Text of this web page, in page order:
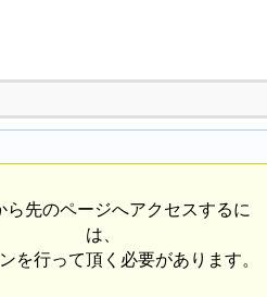
ら先のページへアクセスするに
は、
を行って頂く必要があります。